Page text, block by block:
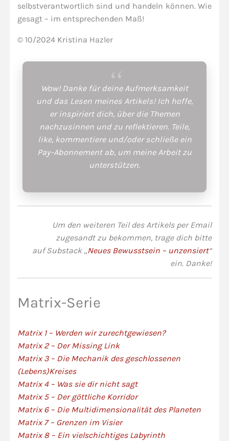
selbstverantwortlich sind und handeln können. Wie
gesagt – im entsprechenden Maß!
© 10/2024 Kristina Hazler
Wow! Danke für deine Aufmerksamkeit
und das Lesen meines Artikels! Ich hoffe,
er inspiriert dich, über die Themen
nachzusinnen und zu reflektieren. Teile,
like, kommentiere und/oder schließe ein
Pay-Abonnement ab, um meine Arbeit zu
unterstützen.
Um den weiteren Teil des Artikels per Email
zugesandt zu bekommen, trage dich bitte
auf Substack „Neues Bewusstsein – unzensiert“
ein. Danke!
Matrix-Serie
Matrix 1 – Werden wir zurechtgewiesen?
Matrix 2 – Der Missing Link
Matrix 3 – Die Mechanik des geschlossenen
(Lebens)Kreises
Matrix 4 – Was sie dir nicht sagt
Matrix 5 – Der göttliche Korridor
Matrix 6 – Die Multidimensionalität des Planeten
Matrix 7 – Grenzen im Visier
Matrix 8 – Ein vielschichtiges Labyrinth